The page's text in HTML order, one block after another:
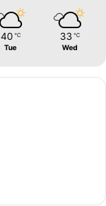
40 ℃
Tue
33 ℃
Wed